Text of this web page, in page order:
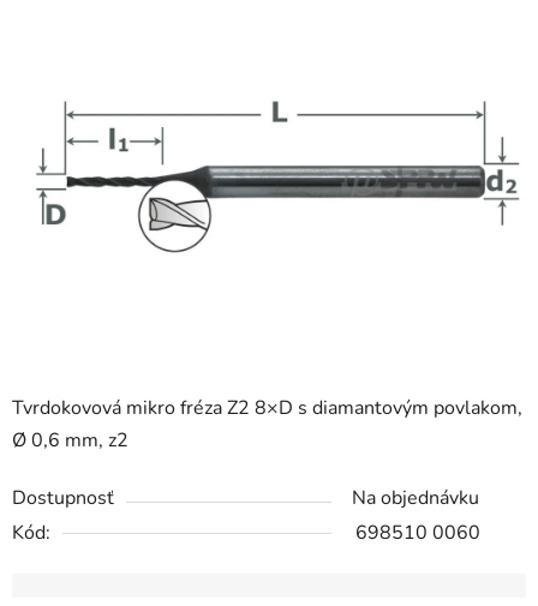
Tvrdokovová mikro fréza Z2 8×D s diamantovým povlakom,
Ø 0,6 mm, z2
Dostupnosť
Na objednávku
Kód:
698510 0060
hviezdičiek.